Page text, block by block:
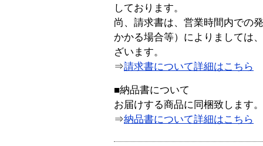
しております。
尚、請求書は、営業時間内での
かかる場合等）によりましては
ざいます。
⇒請求書について詳細はこちら
■納品書について
お届けする商品に同梱致します。
⇒納品書について詳細はこちら